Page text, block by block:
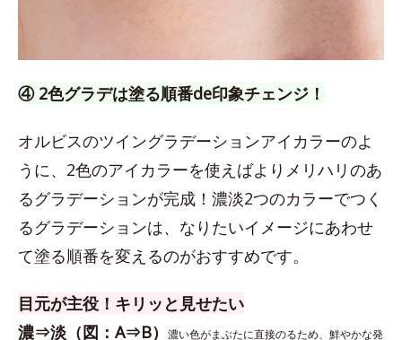
④ 2色グラデは塗る順番de印象チェンジ！
オルビスのツイングラデーションアイカラーのよ
うに、2色のアイカラーを使えばよりメリハリのあ
るグラデーションが完成！濃淡2つのカラーでつく
るグラデーションは、なりたいイメージにあわせ
て塗る順番を変えるのがおすすめです。
目元が主役！キリッと見せたい
濃⇒淡（図：A⇒B）
濃い色がまぶたに直接のるため、鮮やかな発